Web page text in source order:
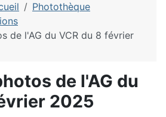
Photothèque
de l'AG du VCR du 8 février
de l'AG du
2025